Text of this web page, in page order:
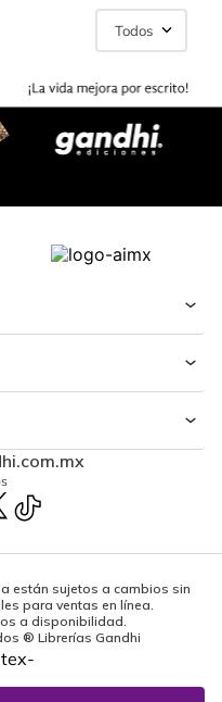
Todos
están sujetos a cambios sin
para ventas en línea.
a disponibilidad.
® Librerías Gandhi